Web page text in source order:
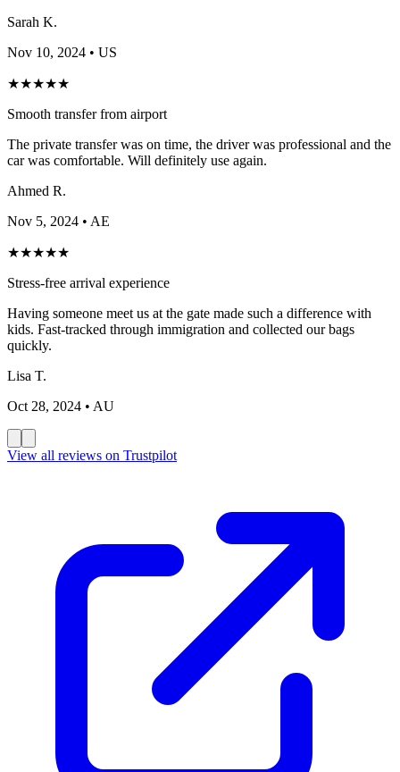
Sarah K.
Nov 10, 2024 • US
★★★★★
Smooth transfer from airport
The private transfer was on time, the driver was professional and the
car was comfortable. Will definitely use again.
Ahmed R.
Nov 5, 2024 • AE
★★★★★
Stress-free arrival experience
Having someone meet us at the gate made such a difference with
kids. Fast-tracked through immigration and collected our bags
quickly.
Lisa T.
Oct 28, 2024 • AU
View all reviews on Trustpilot